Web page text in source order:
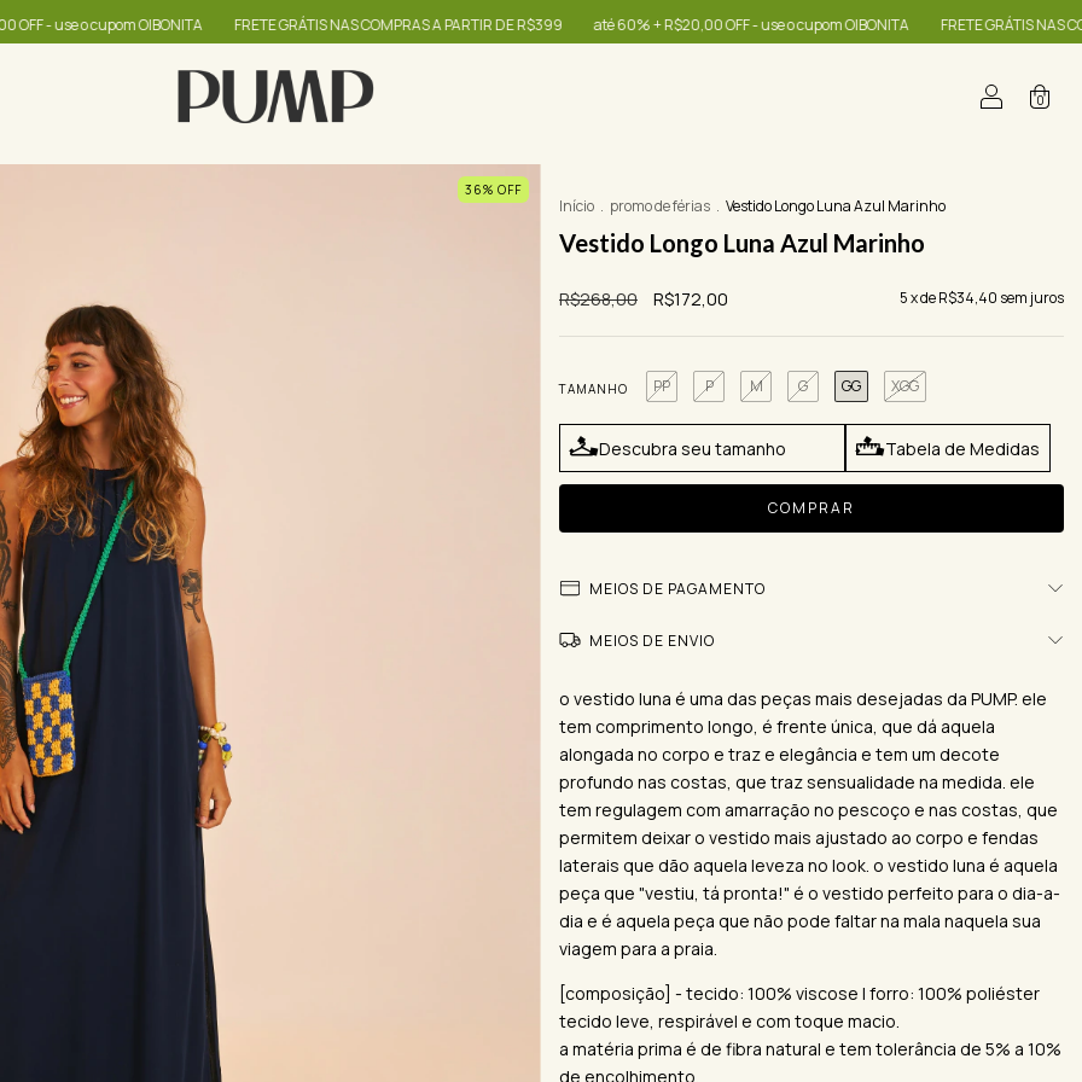
FRETE GRÁTIS NAS COMPRAS A PARTIR DE R$399 até 60% + R$20,00 OFF - use o cupom OIBONITA FRETE GRÁTIS NAS COMPRAS A PARTIR DE R$399
0
36% OFF
Início . promo de férias . Vestido Longo Luna Azul Marinho
Vestido Longo Luna Azul Marinho
R$268,00 R$172,00 5x deR$34,40 sem juros
TAMANHO PP P M G GG XGG
Descubra seu tamanho Tabela de Medidas
MEIOS DE PAGAMENTO
MEIOS DE ENVIO
o vestido luna é uma das peças mais desejadas da PUMP. ele
tem comprimento longo, é frente única, que dá aquela
alongada no corpo e traz e elegância e tem um decote
profundo nas costas, que traz sensualidade na medida. ele
tem regulagem com amarração no pescoço e nas costas, que
permitem deixar o vestido mais ajustado ao corpo e fendas
laterais que dão aquela leveza no look. o vestido luna é aquela
peça que "vestiu, tá pronta!" é o vestido perfeito para o dia-a-
dia e é aquela peça que não pode faltar na mala naquela sua
viagem para a praia.
[composição] - tecido: 100% viscose | forro: 100% poliéster
tecido leve, respirável e com toque macio.
a matéria prima é de fibra natural e tem tolerância de 5% a 10%
de encolhimento.